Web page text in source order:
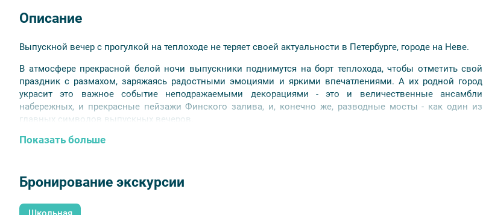
Описание
Выпускной вечер с прогулкой на теплоходе не теряет своей актуальности в Петербурге, городе на Неве.
В атмосфере прекрасной белой ночи выпускники поднимутся на борт теплохода, чтобы отметить свой
праздник с размахом, заряжаясь радостными эмоциями и яркими впечатлениями. А их родной город
украсит это важное событие неподражаемыми декорациями - это и величественные ансамбли
набережных, и прекрасные пейзажи Финского залива, и, конечно же, разводные мосты - как один из
главных символов выпускных вечеров.
Для учащихся 11 класса.
21.00 – отправление автобуса от школы.
диджея, интерактивные игры и креативные конкурсы от ведущего, зажигательная дискотека,
Показать больше
Бронирование экскурсии